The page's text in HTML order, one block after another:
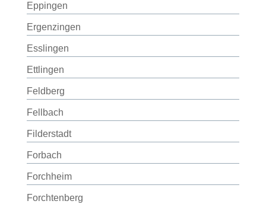
Eppingen
Ergenzingen
Esslingen
Ettlingen
Feldberg
Fellbach
Filderstadt
Forbach
Forchheim
Forchtenberg